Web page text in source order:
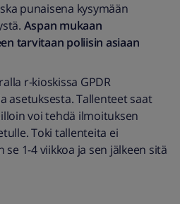
punaisena kysymään
Aspan mukaan
tarvitaan poliisin asiaan
r-kioskissa GPDR
asetuksesta. Tallenteet saat
voi tehdä ilmoituksen
Toki tallenteita ei
1-4 viikkoa ja sen jälkeen sitä